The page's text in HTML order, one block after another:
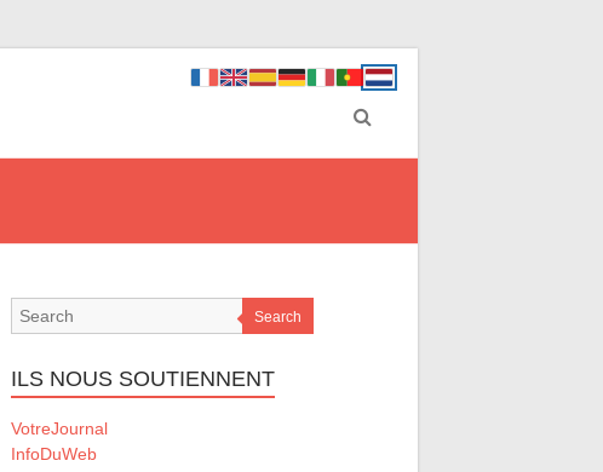
Search
ILS NOUS SOUTIENNENT
VotreJournal
InfoDuWeb